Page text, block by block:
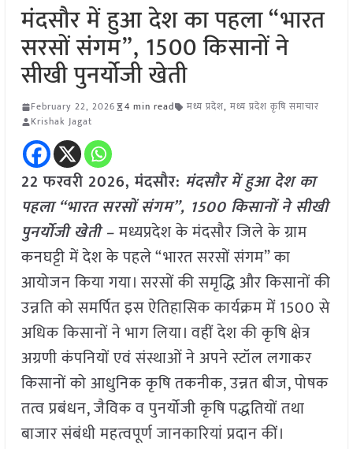
मंदसौर में हुआ देश का पहला “भारत
सरसों संगम”, 1500 किसानों ने
सीखी पुनर्योजी खेती
February 22, 2026 4 min read मध्य प्रदेश, मध्य प्रदेश कृषि समाचार
Krishak Jagat
22 फरवरी 2026, मंदसौर: मंदसौर में हुआ देश का
पहला “भारत सरसों संगम”, 1500 किसानों ने सीखी
पुनर्योजी खेती –मध्यप्रदेश के मंदसौर जिले के ग्राम
कनघट्टी में देश के पहले “भारत सरसों संगम” का
आयोजन किया गया। सरसों की समृद्धि और किसानों की
उन्नति को समर्पित इस ऐतिहासिक कार्यक्रम में 1500 से
अधिक किसानों ने भाग लिया। वहीं देश की कृषि क्षेत्र
अग्रणी कंपनियों एवं संस्थाओं ने अपने स्टॉल लगाकर
किसानों को आधुनिक कृषि तकनीक, उन्नत बीज, पोषक
तत्व प्रबंधन, जैविक व पुनर्योजी कृषि पद्धतियों तथा
बाजार संबंधी महत्वपूर्ण जानकारियां प्रदान कीं।